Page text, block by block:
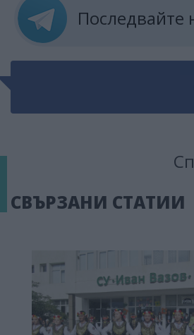
Последвайте
СВЪРЗАНИ СТАТИИ